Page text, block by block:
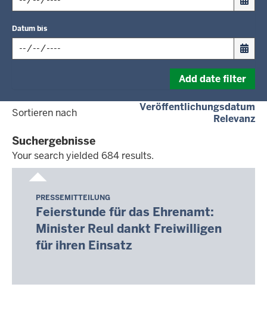
date
format:
Datum bis
format:
Add date filter
Sortieren nach Veröffentlichungsdatum
Relevanz
Suchergebnisse
Your search yielded 684 results.
Your
yielded
results.
Samstag,
8.
August
2026
PRESSEMITTEILUNG
Feierstunde für das Ehrenamt:
Minister Reul dankt Freiwilligen
für ihren Einsatz